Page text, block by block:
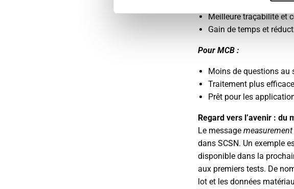
Plus de recherche
Meilleure traçabilité et
Gain de temps et
Pour MCB :
Moins de questions au
Traitement plus
Prêt pour les
Regard vers l’avenir : du
Le message measurement
dans SCSN. Un exemple
disponible dans la
aux premiers tests. De
lot et les données